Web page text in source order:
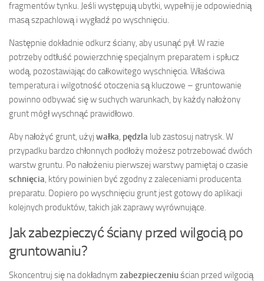
fragmentów tynku. Jeśli występują ubytki, wypełnij je odpowiednią
masą szpachlową i wygładź po wyschnięciu.
Następnie dokładnie odkurz ściany, aby usunąć pył. W razie
potrzeby odtłuść powierzchnię specjalnym preparatem i spłucz
wodą, pozostawiając do całkowitego wyschnięcia. Właściwa
temperatura i wilgotność otoczenia są kluczowe – gruntowanie
powinno odbywać się w suchych warunkach, by każdy nałożony
grunt mógł wyschnąć prawidłowo.
Aby nałożyć grunt, użyj wałka pędzla lub zastosuj natrysk. W
przypadku bardzo chłonnych podłoży możesz potrzebować dwóch
warstw gruntu. Po nałożeniu pierwszej warstwy pamiętaj o czasie
schnięcia , który powinien być zgodny z zaleceniami producenta
preparatu. Dopiero po wyschnięciu grunt jest gotowy do aplikacji
kolejnych produktów, takich jak zaprawy wyrównujące.
Jak zabezpieczyć ściany przed wilgocią po
gruntowaniu?
Skoncentruj się na dokładnym zabezpieczeniuścian przed wilgocią